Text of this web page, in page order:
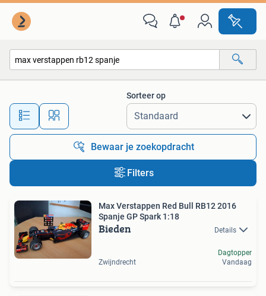
Alle afstanden…
Sorteer op
Bewaar je zoekopdracht
Filters
Max Verstappen Red Bull RB12 2016
Spanje GP Spark 1:18
Bieden Details
Zwijndrecht
Dagtopper
Vandaag